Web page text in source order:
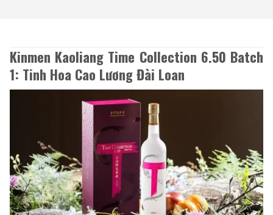
Kinmen Kaoliang Time Collection 6.50 Batch
1: Tinh Hoa Cao Lương Đài Loan